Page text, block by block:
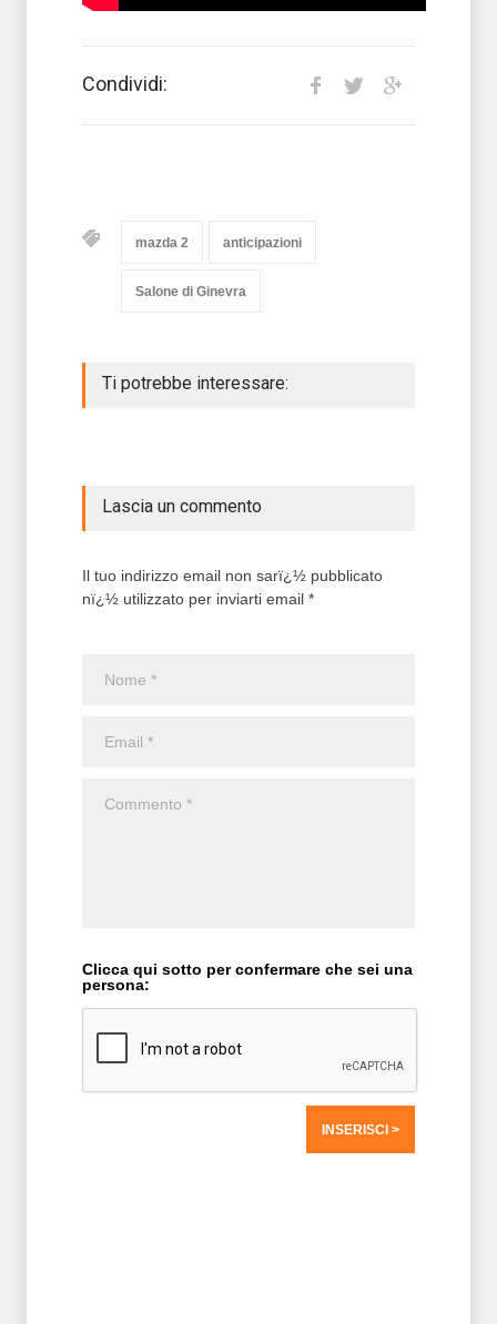
Condividi:
mazda 2 anticipazioni
Salone di Ginevra
Ti potrebbe interessare:
Lascia un commento
Il tuo indirizzo email non sarï¿½ pubblicato
nï¿½ utilizzato per inviarti email *
Clicca qui sotto per confermare che sei una
persona: